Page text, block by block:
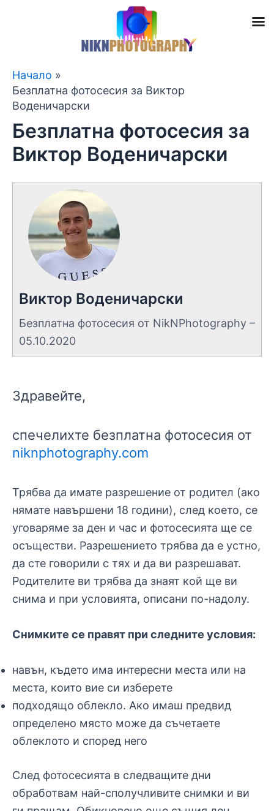
Skip
content
Начало
Безплатна фотосесия за Виктор
Воденичарски
Безплатна фотосесия за
Виктор Воденичарски
Виктор Воденичарски
Безплатна фотосесия от NikNPhotography –
05.10.2020
Здравейте,
спечелихте безплатна фотосесия от
niknphotography.com
Трябва да имате разрешение от родител (ако
нямате навършени 18 години), след което, се
уговаряме за ден и час и фотосесията ще се
осъществи. Разрешението трябва да е устно,
да сте говорили с тях и да ви разрешават.
Родителите ви трябва да знаят кой ще ви
снима и при условията, описани по-надолу.
Снимките се правят при следните условия:
навън, където има интересни места или на
места, които вие си изберете
подходящо облекло. Ако имаш предвид
определено място може да съчетаете
облеклото и според него
След фотосесията в следващите дни
обработвам най-сполучливите снимки и ви